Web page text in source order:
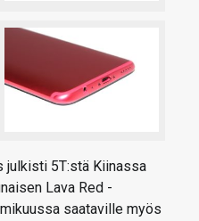
julkisti 5T:stä Kiinassa
Lava Red -
saataville myös